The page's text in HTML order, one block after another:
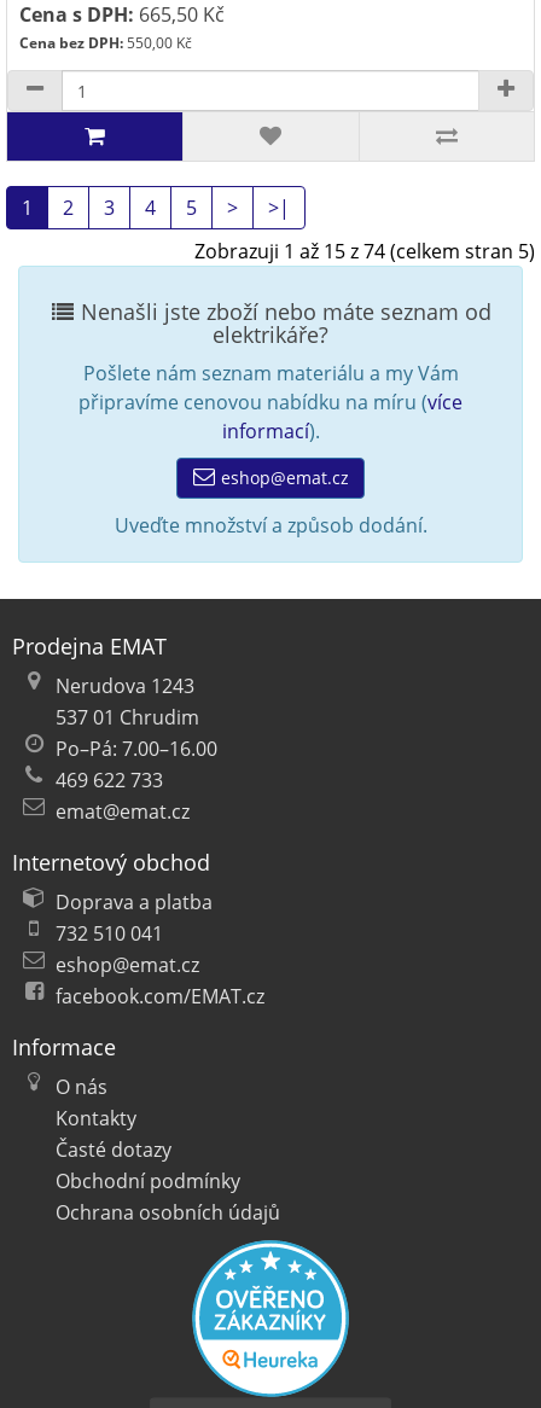
Cena s DPH: 665,50 Kč
Cena bez DPH:550,00 Kč
1 2 3 4 5 >
>|
Zobrazuji 1 až 15 z 74 (celkem stran 5)
Nenašli jste zboží nebo máte seznam od
elektrikáře?
Pošlete nám seznam materiálu a my Vám
připravíme cenovou nabídku na míru (více
informací).
eshop@emat.cz
Uveďte množství a způsob dodání.
Prodejna EMAT
Nerudova 1243
537 01 Chrudim
Po–Pá: 7.00–16.00
469 622 733
emat@emat.cz
Internetový obchod
Doprava a platba
732 510 041
eshop@emat.cz
facebook.com/EMAT.cz
Informace
O nás
Kontakty
Časté dotazy
Obchodní podmínky
Ochrana osobních údajů